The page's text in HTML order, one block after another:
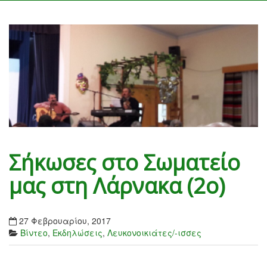
Σήκωσες στο Σωματείο
μας στη Λάρνακα (2ο)
27 Φεβρουαρίου, 2017
Βίντεο, Εκδηλώσεις, Λευκονοικιάτες/-ισσες